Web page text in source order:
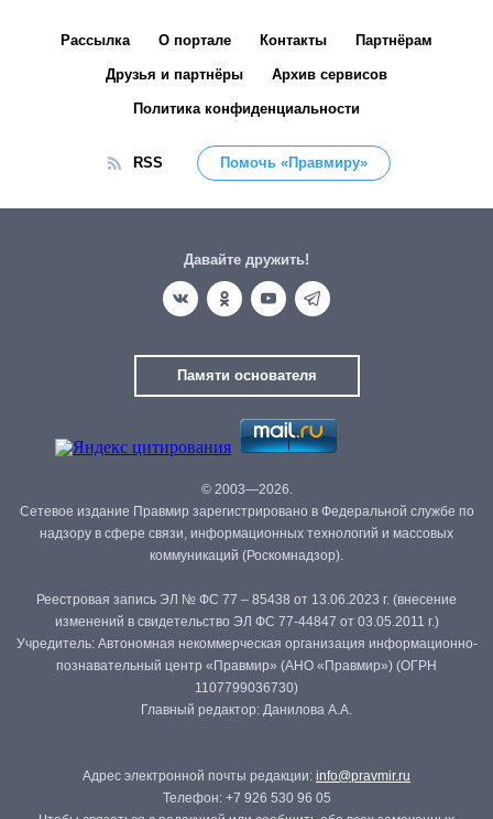
Рассылка О портале Контакты Партнёрам
Друзья и партнёры Архив сервисов
Политика конфиденциальности
RSS Помочь «Правмиру»
Давайте дружить!
Памяти основателя
© 2003—2026.
Сетевое издание Правмир зарегистрировано в Федеральной службе по
надзору в сфере связи, информационных технологий и массовых
коммуникаций (Роскомнадзор).
Реестровая запись ЭЛ № ФС 77 – 85438 от 13.06.2023 г. (внесение
изменений в свидетельство ЭЛ ФС 77-44847 от 03.05.2011 г.)
Учредитель: Автономная некоммерческая организация информационно-
познавательный центр «Правмир» (АНО «Правмир») (ОГРН
1107799036730)
Главный редактор: Данилова А.А.
Адрес электронной почты редакции: info@pravmir.ru
Телефон: +7 926 530 96 05